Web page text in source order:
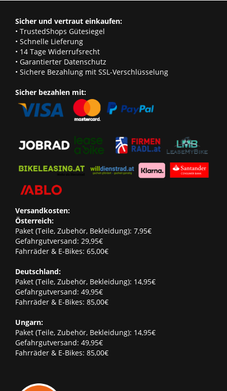
Sicher und vertraut einkaufen:
• TrustedShops Gütesiegel
• Schnelle Lieferung
• 14 Tage Widerrufsrecht
• Garantierter Datenschutz
• Sichere Bezahlung mit SSL-Verschlüsselung
Sicher bezahlen mit:
Versandkosten:
Österreich:
Paket (Teile, Zubehör, Bekleidung): 7,95€
Gefahrgutversand: 29,95€
Fahrräder & E-Bikes: 65,00€
Deutschland:
Paket (Teile, Zubehör, Bekleidung): 14,95€
Gefahrgutversand: 49,95€
Fahrräder & E-Bikes: 85,00€
Ungarn:
Paket (Teile, Zubehör, Bekleidung): 14,95€
Gefahrgutversand: 49,95€
Fahrräder & E-Bikes: 85,00€